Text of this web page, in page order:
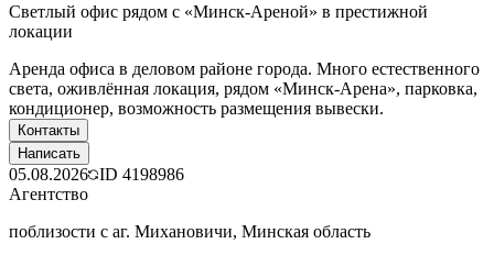
Светлый офис рядом с «Минск-Ареной» в престижной
локации
Аренда офиса в деловом районе города. Много естественного
света, оживлённая локация, рядом «Минск-Арена», парковка,
кондиционер, возможность размещения вывески.
Контакты
Написать
05.08.2026 ID 4198986
Агентство
поблизости с аг. Михановичи, Минская область